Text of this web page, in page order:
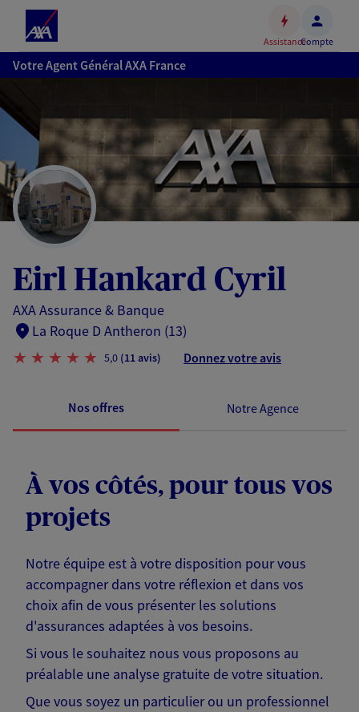
Accéder
au
Accéder
au
pied
de
page
AssistanceCompte
Votre Agent Général AXA France
Eirl Hankard Cyril
AXA Assurance & Banque
La Roque D Antheron (13)
5,0 (11 avis) Donnez votre avis
Nos offres Notre Agence
À vos côtés, pour tous vos
projets
Notre équipe est à votre disposition pour vous
accompagner dans votre réflexion et dans vos
choix afin de vous présenter les solutions
d'assurances adaptées à vos besoins.
Si vous le souhaitez nous vous proposons au
préalable une analyse gratuite de votre situation.
Que vous soyez un particulier ou un professionnel